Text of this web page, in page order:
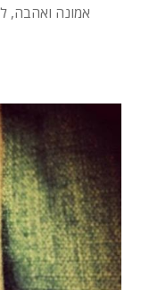
אמונה ואהבה,